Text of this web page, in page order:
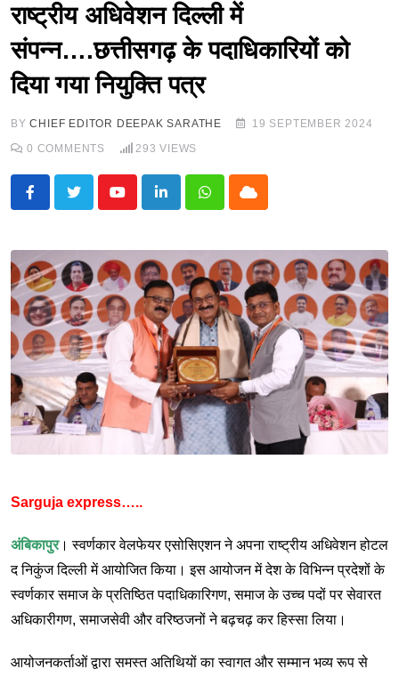
राष्ट्रीय अधिवेशन दिल्ली में
संपन्न….छत्तीसगढ़ के पदाधिकारियों को
दिया गया नियुक्ति पत्र
BYCHIEF EDITOR DEEPAK SARATHE
19 SEPTEMBER 2024
0 COMMENTS 293 VIEWS
LinkedInWhatsappCloud
Sarguja express…..
अंबिकापुर। स्वर्णकार वेलफेयर एसोसिएशन ने अपना राष्ट्रीय अधिवेशन होटल
द निकुंज दिल्ली में आयोजित किया। इस आयोजन में देश के विभिन्न प्रदेशों के
स्वर्णकार समाज के प्रतिष्ठित पदाधिकारिगण, समाज के उच्च पदों पर सेवारत
अधिकारीगण, समाजसेवी और वरिष्ठजनों ने बढ़चढ़ कर हिस्सा लिया।
आयोजनकर्ताओं द्वारा समस्त अतिथियों का स्वागत और सम्मान भव्य रूप से